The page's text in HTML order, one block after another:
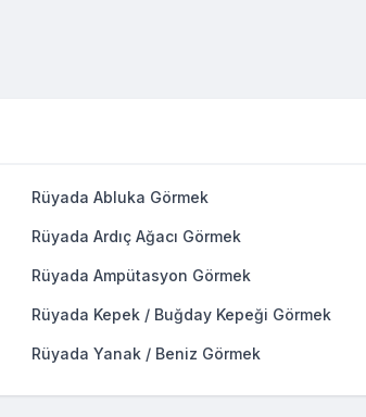
Rüyada Abluka Görmek
Rüyada Ardıç Ağacı Görmek
Rüyada Ampütasyon Görmek
Rüyada Kepek / Buğday Kepeği Görmek
Rüyada Yanak / Beniz Görmek